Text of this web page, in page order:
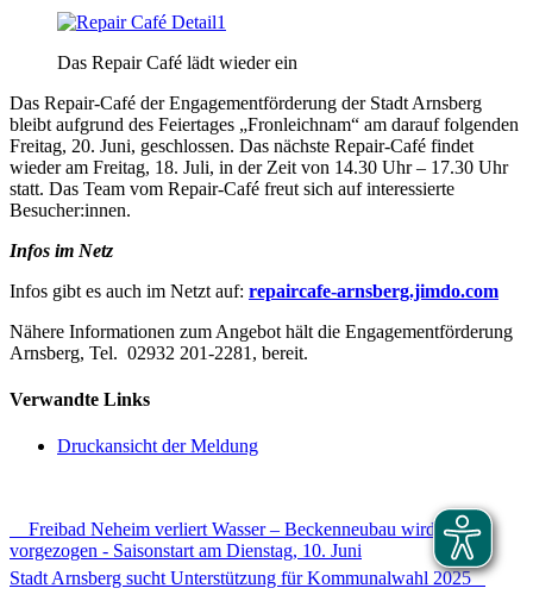
Das Repair Café lädt wieder ein
Das Repair-Café der Engagementförderung der Stadt Arnsberg
bleibt aufgrund des Feiertages „Fronleichnam“ am darauf folgenden
Freitag, 20. Juni, geschlossen. Das nächste Repair-Café findet
wieder am Freitag, 18. Juli, in der Zeit von 14.30 Uhr – 17.30 Uhr
statt. Das Team vom Repair-Café freut sich auf interessierte
Besucher:innen.
Infos im Netz
Infos gibt es auch im Netzt auf: repaircafe-arnsberg.jimdo.com
Nähere Informationen zum Angebot hält die Engagementförderung
Arnsberg, Tel. 02932 201-2281, bereit.
Verwandte Links
Druckansicht der Meldung
Freibad Neheim verliert Wasser – Beckenneubau wird
vorgezogen - Saisonstart am Dienstag, 10. Juni
Stadt Arnsberg sucht Unterstützung für Kommunalwahl 2025